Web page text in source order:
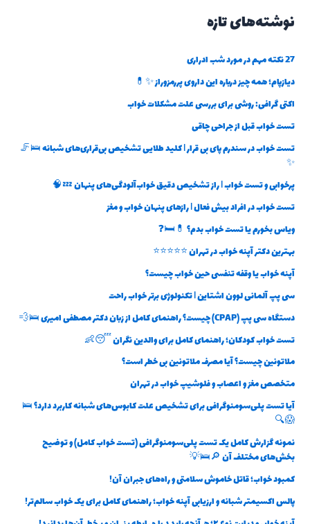
نوشته‌های تازه
27 نکته مهم در مورد شب ادراری
دیازپام؛ همه چیز درباره این داروی پررمزوراز ✨💊
اکتی گرافی: روشی برای بررسی علت مشکلات خواب
تست خواب قبل از جراحی چاقی
تست خواب در سندرم پای بی قرار | کلید طلایی تشخیص بی‌قراری‌های شبانه 🛌🦵
✨
پرخوابی و تست خواب | راز تشخیص دقیق خواب‌آلودگی‌های پنهان 💤🧠
تست خواب در افراد بیش فعال | رازهای پنهان خواب و مغز
ویاس بخورم یا تست خواب بدم؟ 💊🛏️❓
بهترین دکتر آپنه خواب در تهران ⭐⭐⭐⭐⭐
آپنه خواب یا وقفه تنفسی حین خواب چیست؟
سی پپ آلمانی لوون اشتاین | تکنولوژی برتر خواب راحت
دستگاه سی پپ (CPAP) چیست؟ راهنمای کامل از زبان دکتر مصطفی امیری 🛌💨
تست خواب کودکان؛ راهنمای کامل برای والدین نگران 😴👶
ملاتونین چیست؟ آیا مصرف ملاتونین بی خطر است؟
متخصص مغز و اعصاب و فلوشیپ خواب در تهران
آیا تست پلی‌سومنوگرافی برای تشخیص علت کابوس‌های شبانه کاربرد دارد؟ 🛌
😱🔍
نمونه گزارش کامل یک تست پلی‌سومنوگرافی (تست خواب کامل) و توضیح
بخش‌های مختلف آن 🔎🛌💡
کمبود خواب؛ قاتل خاموش سلامتی و راه‌های جبران آن!
پالس اکسیمتر شبانه و ارزیابی آپنه خواب؛ راهنمای کامل برای یک خواب سالم‌تر!